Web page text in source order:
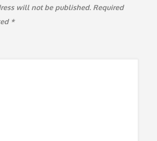
will not be published. Required
*